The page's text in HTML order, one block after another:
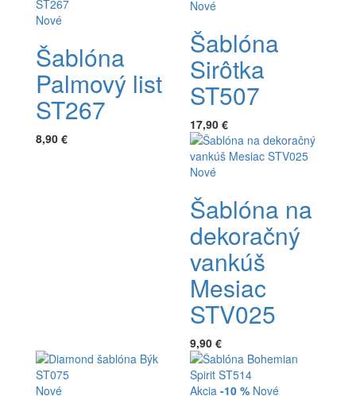
Nové
Šablóna
Palmový list
ST267
8,90 €
Nové
Šablóna
Sirôtka
ST507
17,90 €
Nové
Šablóna na
dekoračný
vankúš
Mesiac
STV025
9,90 €
Nové Akcia -10 % Nové